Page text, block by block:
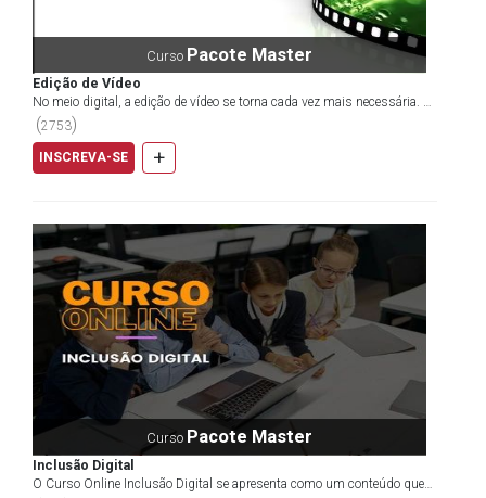
Curso Pacote Master
Edição de Vídeo
No meio digital, a edição de vídeo se torna cada vez mais necessária. O
YouTube, plataforma de conteúdo audiovisual...
(2753)
INSCREVA-SE +
Curso Pacote Master
Inclusão Digital
O Curso Online Inclusão Digital se apresenta como um conteúdo que